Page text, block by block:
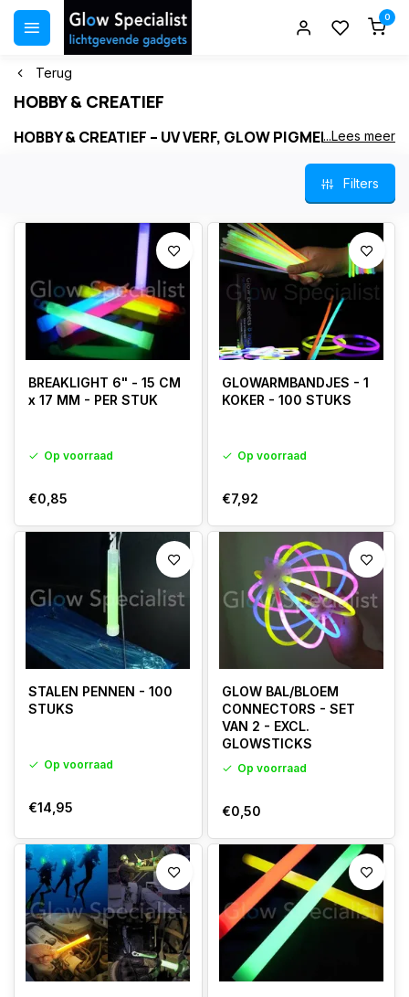
0
Terug
HOBBY & CREATIEF
HOBBY & CREATIEF – UV VERF, GLOW PIGMENT &
Of je nu schildert, knutselt, bouwt of experimenteert met
glow‑effecten: in onze categorie Hobby & Creatief vind je alles om
jouw creatieve project tot leven te brengen . Van krachtige
UV‑verf en glow‑pigment tot spuitbussen, tule, crepepapier en
UV & blacklight verf – ideaal voor kunst, decor en evenementen
Glow in the dark pigment – sterke lichtopslag voor unieke effecten
Spuitbussen & markers – Montana, Motip en andere topmerken
Knutselmaterialen – tule, crepepapier, foam en decoratieve basics
Glow‑accessoires – glowsticks, connectors en creatieve
toepassingen
...Lees meer
Filters
BREAKLIGHT 6" - 15 CM
x 17 MM - PER STUK
Op voorraad
€0,85
GLOWARMBANDJES - 1
KOKER - 100 STUKS
Op voorraad
€7,92
STALEN PENNEN - 100
STUKS
Op voorraad
€14,95
GLOW BAL/BLOEM
CONNECTORS - SET
VAN 2 - EXCL.
GLOWSTICKS
Op voorraad
€0,50